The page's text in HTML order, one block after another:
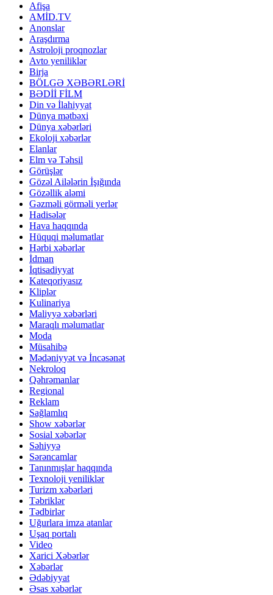
Afişa
AMİD.TV
Anonslar
Araşdırma
Astroloji proqnozlar
Avto yeniliklər
Birja
BÖLGƏ XƏBƏRLƏRİ
BƏDİİ FİLM
Din və İlahiyyat
Dünya mətbəxi
Dünya xəbərləri
Ekoloji xəbərlər
Elanlar
Elm və Təhsil
Görüşlər
Gözəl Ailələrin İşığında
Gözəllik aləmi
Gəzməli görməli yerlər
Hadisələr
Hava haqqında
Hüquqi məlumatlar
Hərbi xəbərlər
İdman
İqtisadiyyat
Kateqoriyasız
Kliplər
Kulinariya
Maliyyə xəbərləri
Maraqlı məlumatlar
Moda
Müsahibə
Mədəniyyət və İncəsənət
Nekroloq
Qəhrəmanlar
Regional
Reklam
Sağlamlıq
Show xəbərlər
Sosial xəbərlər
Səhiyyə
Sərəncamlar
Tanınmışlar haqqında
Texnoloji yeniliklər
Turizm xəbərləri
Təbriklər
Tədbirlər
Uğurlara imza atanlar
Uşaq portalı
Video
Xarici Xəbərlər
Xəbərlər
Ədəbiyyat
Əsas xəbərlər